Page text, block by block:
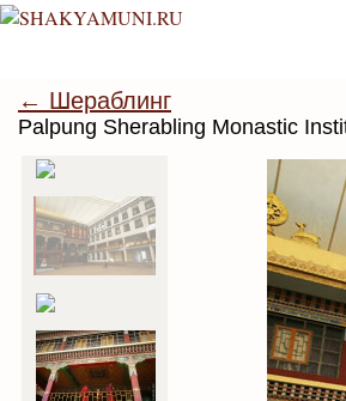
← Шераблинг
Palpung Sherabling Monastic